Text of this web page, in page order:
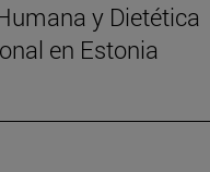
y Dietética
en Estonia